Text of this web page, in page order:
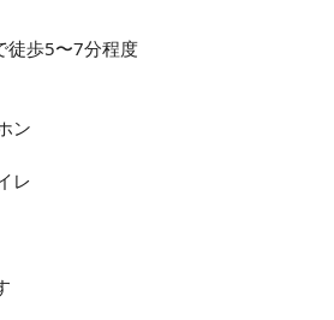
徒歩5〜7分程度
ン
レ